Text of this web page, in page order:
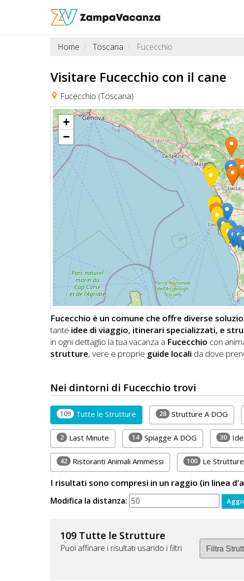
STRUTTURE
LUOGHI
OFFERTE
CHIEDI
CODICE
Video
Tutorial
Lavora
Inserisci
Home Toscana Fucecchio
Visitare Fucecchio con il cane
Fucecchio (Toscana)
+
−
Fucecchio è un comune che offre diverse
tante idee di viaggio, itinerari specializzati, e
in ogni dettaglio la tua vacanza a Fucecchio con
strutture, vere e proprie guide locali da dove
Nei dintorni di Fucecchio trovi
109 Tutte le Strutture 28 Strutture A DOG
2 Last Minute 14 Spiagge A DOG 30
42 Ristoranti Animali Ammessi 100 Le
I risultati sono compresi in un raggio (in linea
Modifica la distanza:
109 Tutte le Strutture
Puoi affinare i risultati usando i filtri